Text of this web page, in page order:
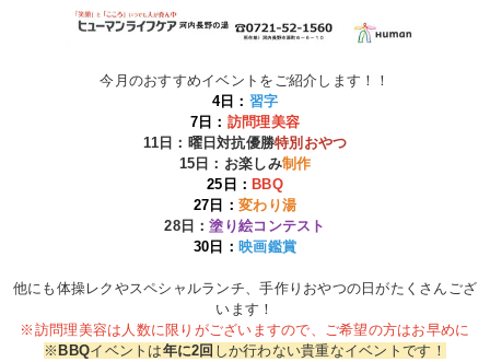
今月のおすすめイベントをご紹介します！！
4日： 習字
7日： 訪問理美容
11日： 曜日対抗優勝特別おやつ
15日：お楽しみ制作
25日： BBQ
27日： 変わり湯
28日：塗り絵コンテスト
30日： 映画鑑賞
他にも体操レクやスペシャルランチ、手作りおやつの日がたくさんござ
います！
※訪問理美容は人数に限りがございますので、ご希望の方はお早めに
※ BBQイベントは年に2回 しか行わない貴重なイベントです！